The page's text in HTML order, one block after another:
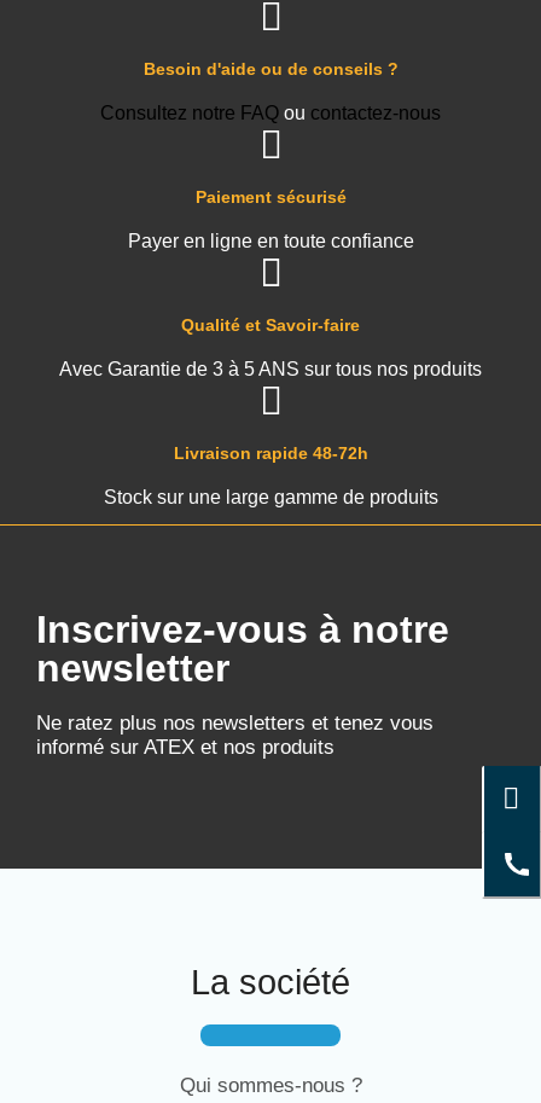
Livraison rapide 48-72h
Stock sur une large gamme de produits
Qualité et Savoir-faire
Avec Garantie de 3 à 5 ANS sur tous nos produits
Paiement sécurisé
Payer en ligne en toute confiance
Besoin d'aide ou de conseils ?
Consultez notre FAQ ou contactez-nous
Inscrivez-vous à notre
newsletter
Ne ratez plus nos newsletters et tenez vous
informé sur ATEX et nos produits
La société
Qui sommes-nous ?